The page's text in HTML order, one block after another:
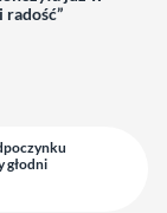
radość”
głodni